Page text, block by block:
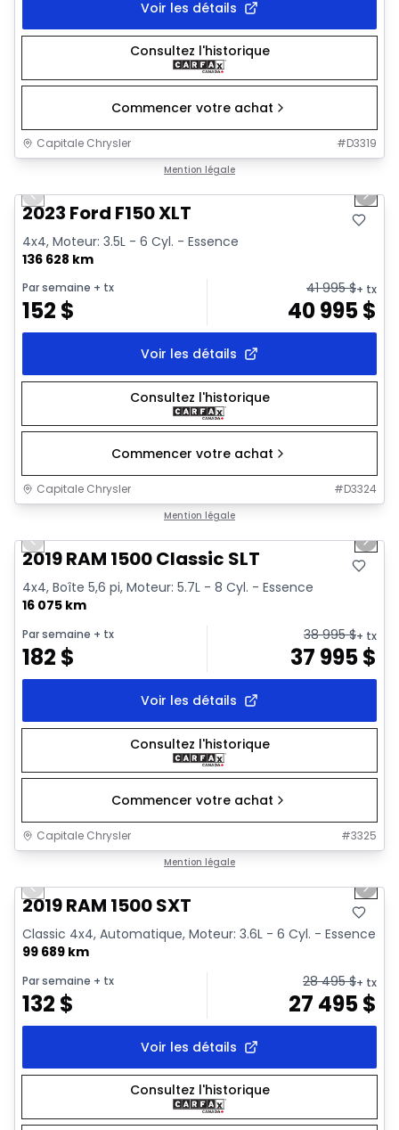
Voir les détails
Consultez l'historique
Commencer votre achat
Capitale Chrysler #D3319
Mention légale
Previous slide Next
2023 Ford F150 XLT
4x4, Moteur: 3.5L - 6 Cyl. - Essence
136 628 km
Par semaine + tx
152 $
41 995$+ tx
40 995$
Voir les détails
Consultez l'historique
Commencer votre achat
Capitale Chrysler #D3324
Mention légale
Previous slide Next
2019 RAM 1500 Classic SLT
4x4, Boîte 5,6 pi, Moteur: 5.7L - 8 Cyl. - Essence
16 075 km
Par semaine + tx
182 $
38 995$+ tx
37 995$
Voir les détails
Consultez l'historique
Commencer votre achat
Capitale Chrysler #3325
Mention légale
Vidéo disponible
Previous slide Next
2019 RAM 1500 SXT
Classic 4x4, Automatique, Moteur: 3.6L - 6 Cyl. - Essence
99 689 km
Par semaine + tx
132 $
28 495$+ tx
27 495$
Voir les détails
Consultez l'historique